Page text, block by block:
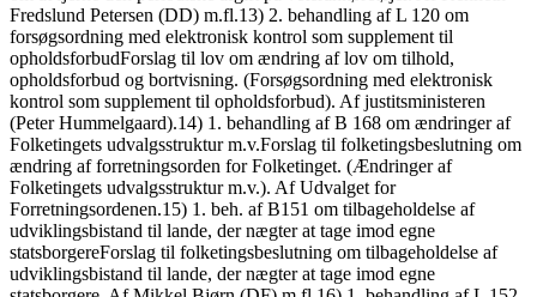
Fredslund Petersen (DD) m.fl.13) 2. behandling af L 120 om
forsøgsordning med elektronisk kontrol som supplement til
opholdsforbudForslag til lov om ændring af lov om tilhold,
opholdsforbud og bortvisning. (Forsøgsordning med elektronisk
kontrol som supplement til opholdsforbud). Af justitsministeren
(Peter Hummelgaard).14) 1. behandling af B 168 om ændringer af
Folketingets udvalgsstruktur m.v.Forslag til folketingsbeslutning om
ændring af forretningsorden for Folketinget. (Ændringer af
Folketingets udvalgsstruktur m.v.). Af Udvalget for
Forretningsordenen.15) 1. beh. af B151 om tilbageholdelse af
udviklingsbistand til lande, der nægter at tage imod egne
statsborgereForslag til folketingsbeslutning om tilbageholdelse af
udviklingsbistand til lande, der nægter at tage imod egne